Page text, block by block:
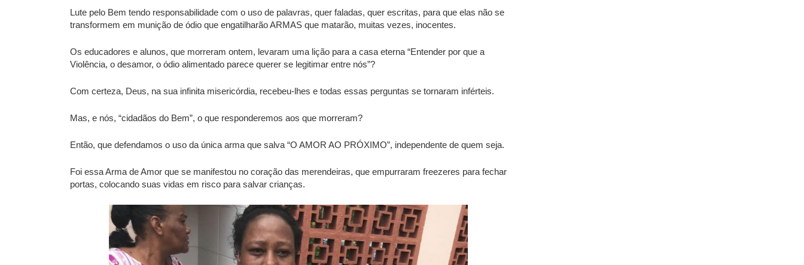
Lute pelo Bem tendo responsabilidade com o uso de palavras, quer faladas, quer escritas, para que elas não se
transformem em munição de ódio que engatilharão ARMAS que matarão, muitas vezes, inocentes.
Os educadores e alunos, que morreram ontem, levaram uma lição para a casa eterna “Entender por que a
Violência, o desamor, o ódio alimentado parece querer se legitimar entre nós”?
Com certeza, Deus, na sua infinita misericórdia, recebeu-lhes e todas essas perguntas se tornaram inférteis.
Mas, e nós, “cidadãos do Bem”, o que responderemos aos que morreram?
Então, que defendamos o uso da única arma que salva “O AMOR AO PRÓXIMO”, independente de quem seja.
Foi essa Arma de Amor que se manifestou no coração das merendeiras, que empurraram freezeres para fechar
portas, colocando suas vidas em risco para salvar crianças.